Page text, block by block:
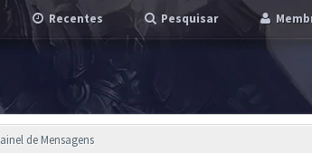
Recentes Pesquisar
de Mensagens